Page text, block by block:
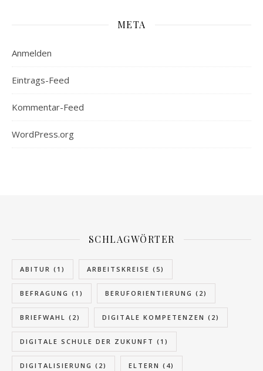
META
Anmelden
Eintrags-Feed
Kommentar-Feed
WordPress.org
SCHLAGWÖRTER
ABITUR (1) ARBEITSKREISE (5)
BEFRAGUNG (1) BERUFORIENTIERUNG (2)
BRIEFWAHL (2) DIGITALE KOMPETENZEN (2)
DIGITALE SCHULE DER ZUKUNFT (1)
DIGITALISIERUNG (2) ELTERN (4)